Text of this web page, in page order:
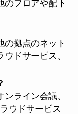
のフロアや配下
拠点のネット
ドサービス、
ライン会議、
ウドサービス